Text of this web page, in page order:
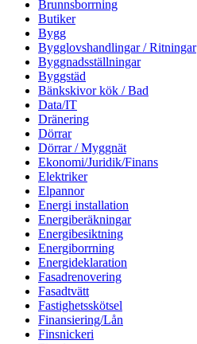
Brunnsborrning
Butiker
Bygg
Bygglovshandlingar / Ritningar
Byggnadsställningar
Byggstäd
Bänkskivor kök / Bad
Data/IT
Dränering
Dörrar
Dörrar / Myggnät
Ekonomi/Juridik/Finans
Elektriker
Elpannor
Energi installation
Energiberäkningar
Energibesiktning
Energiborrning
Energideklaration
Fasadrenovering
Fasadtvätt
Fastighetsskötsel
Finansiering/Lån
Finsnickeri